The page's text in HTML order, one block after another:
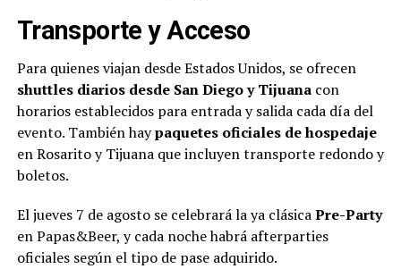
Transporte y Acceso
Para quienes viajan desde Estados Unidos, se ofrecen
shuttles diarios desde San Diego y Tijuanacon
horarios establecidos para entrada y salida cada día del
evento. También haypaquetes oficiales de hospedaje
en Rosarito y Tijuana que incluyen transporte redondo y
boletos.
El jueves 7 de agosto se celebrará la ya clásicaPre-Party
en Papas&Beer, y cada noche habrá afterparties
oficiales según el tipo de pase adquirido.